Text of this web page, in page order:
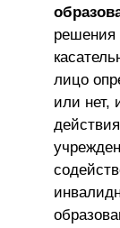
решения
лицо
или нет,